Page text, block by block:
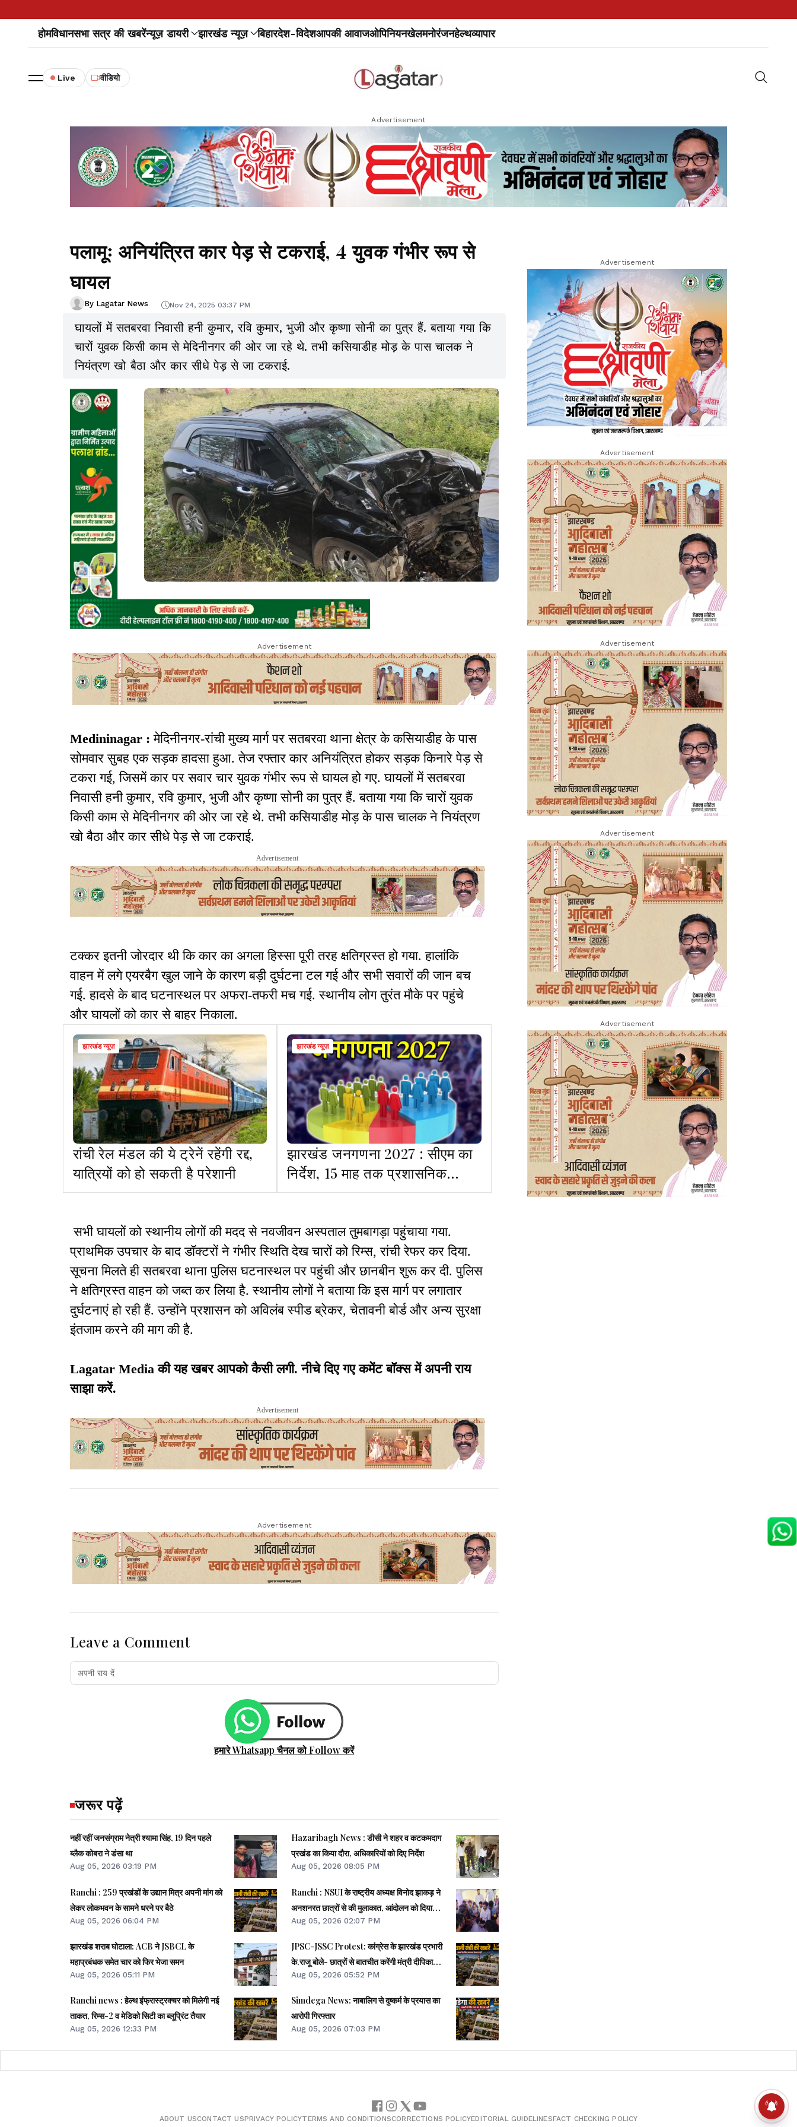
होमविधानसभा सत्र की खबरेंन्यूज़ डायरी झारखंड न्यूज़ बिहारदेश-विदेशआपकी आवाजओपिनियनखेलमनोरंजनहेल्थव्यापार
Live वीडियो
Advertisement
पलामूः अनियंत्रित कार पेड़ से टकराई, 4 युवक गंभीर रूप से
घायल
By Lagatar News Nov 24, 2025 03:37 PM
घायलों में सतबरवा निवासी हनी कुमार, रवि कुमार, भुजी और कृष्णा सोनी का पुत्र हैं. बताया गया कि
चारों युवक किसी काम से मेदिनीनगर की ओर जा रहे थे. तभी कसियाडीह मोड़ के पास चालक ने
नियंत्रण खो बैठा और कार सीधे पेड़ से जा टकराई.
Advertisement
Medininagar :मेदिनीनगर-रांची मुख्य मार्ग पर सतबरवा थाना क्षेत्र के कसियाडीह के पास
सोमवार सुबह एक सड़क हादसा हुआ. तेज रफ्तार कार अनियंत्रित होकर सड़क किनारे पेड़ से
टकरा गई, जिसमें कार पर सवार चार युवक गंभीर रूप से घायल हो गए. घायलों में सतबरवा
निवासी हनी कुमार, रवि कुमार, भुजी और कृष्णा सोनी का पुत्र हैं. बताया गया कि चारों युवक
किसी काम से मेदिनीनगर की ओर जा रहे थे. तभी कसियाडीह मोड़ के पास चालक ने नियंत्रण
खो बैठा और कार सीधे पेड़ से जा टकराई.
Advertisement
टक्कर इतनी जोरदार थी कि कार का अगला हिस्सा पूरी तरह क्षतिग्रस्त हो गया. हालांकि
वाहन में लगे एयरबैग खुल जाने के कारण बड़ी दुर्घटना टल गई और सभी सवारों की जान बच
गई. हादसे के बाद घटनास्थल पर अफरा-तफरी मच गई. स्थानीय लोग तुरंत मौके पर पहुंचे
और घायलों को कार से बाहर निकाला.
झारखंड न्यूज़
रांची रेल मंडल की ये ट्रेनें रहेंगी रद्द,
यात्रियों को हो सकती है परेशानी
झारखंड न्यूज़
झारखंड जनगणना 2027 : सीएम का
निर्देश, 15 माह तक प्रशासनिक
सीमाओं में बदलाव पर रोक
सभी घायलों को स्थानीय लोगों की मदद से नवजीवन अस्पताल तुमबागड़ा पहुंचाया गया.
प्राथमिक उपचार के बाद डॉक्टरों ने गंभीर स्थिति देख चारों को रिम्स, रांची रेफर कर दिया.
सूचना मिलते ही सतबरवा थाना पुलिस घटनास्थल पर पहुंची और छानबीन शुरू कर दी. पुलिस
ने क्षतिग्रस्त वाहन को जब्त कर लिया है. स्थानीय लोगों ने बताया कि इस मार्ग पर लगातार
दुर्घटनाएं हो रही हैं. उन्होंने प्रशासन को अविलंब स्पीड ब्रेकर, चेतावनी बोर्ड और अन्य सुरक्षा
इंतजाम करने की माग की है.
Lagatar Media की यह खबर आपको कैसी लगी. नीचे दिए गए कमेंट बॉक्स में अपनी राय
साझा करें.
Advertisement
Advertisement
Leave a Comment
हमारे Whatsapp चैनल को Follow करें
जरूर पढ़ें
नहीं रहीं जनसंग्राम नेत्री श्‍यामा सिंह, 19 दिन पहले
ब्‍लैक कोबरा ने डंसा था
Aug 05, 2026 03:19 PM
Ranchi : 259 प्रखंडों के उद्यान मित्र अपनी मांग को
लेकर लोकभवन के सामने धरने पर बैठे
Aug 05, 2026 06:04 PM
झारखंड शराब घोटाला: ACB ने JSBCL के
महाप्रबंधक समेत चार को फिर भेजा समन
Aug 05, 2026 05:11 PM
Ranchi news : हेल्थ इंफ्रास्ट्रक्चर को मिलेगी नई
ताकत, रिम्स-2 व मेडिको सिटी का ब्लूप्रिंट तैयार
Aug 05, 2026 12:33 PM
Hazaribagh News : डीसी ने शहर व कटकमदाग
प्रखंड का किया दौरा, अधिकारियों को दिए निर्देश
Aug 05, 2026 08:05 PM
Ranchi : NSUI के राष्ट्रीय अध्यक्ष विनोद झाकड़ ने
अनशनरत छात्रों से की मुलाकात, आंदोलन को दिया
समर्थन
Aug 05, 2026 02:07 PM
JPSC-JSSC Protest: कांग्रेस के झारखंड प्रभारी
के.राजू बोले- छात्रों से बातचीत करेंगी मंत्री दीपिका
पांडेय
Aug 05, 2026 05:52 PM
Simdega News: नाबालिग से दुष्कर्म के प्रयास का
आरोपी गिरफ्तार
Aug 05, 2026 07:03 PM
Advertisement
Advertisement
Advertisement
Advertisement
Advertisement
ABOUT USCONTACT USPRIVACY POLICYTERMS AND CONDITIONSCORRECTIONS POLICYEDITORIAL GUIDELINESFACT CHECKING POLICY